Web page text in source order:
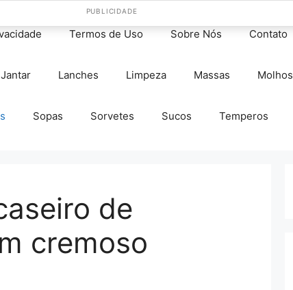
Termos de Uso Sobre Nós Contato
Jantar Lanches Limpeza Massas Molhos
Sopas Sorvetes Sucos Temperos
de
cremoso
PUBLICIDADE